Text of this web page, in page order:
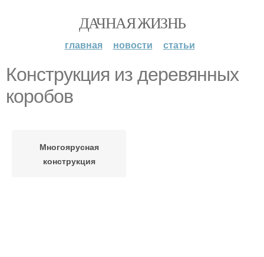
ДАЧНАЯ ЖИЗНЬ
главная новости статьи
Конструкция из деревянных
коробов
Многоярусная
конструкция